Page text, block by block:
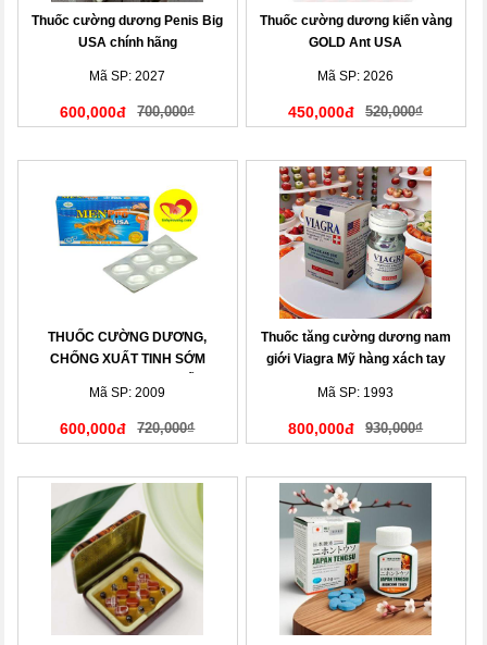
Thuốc cường dương Penis Big
USA chính hãng
Mã SP: 2027
600,000đ 700,000₫
Thuốc cường dương kiến vàng
GOLD Ant USA
Mã SP: 2026
450,000đ 520,000₫
THUỐC CƯỜNG DƯƠNG,
CHỐNG XUẤT TINH SỚM
Mã SP: 2009
600,000đ 720,000₫
Thuốc tăng cường dương nam
giới Viagra Mỹ hàng xách tay
Mã SP: 1993
800,000đ 930,000₫